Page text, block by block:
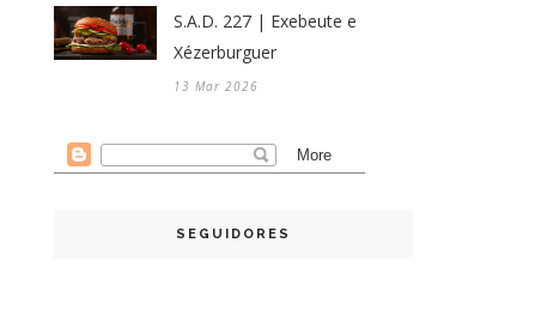
S.A.D. 227 | Exebeute e
Xézerburguer
13 Mar 2026
SEGUIDORES